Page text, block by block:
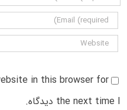
in this browser for
the next time I دیدگاه.